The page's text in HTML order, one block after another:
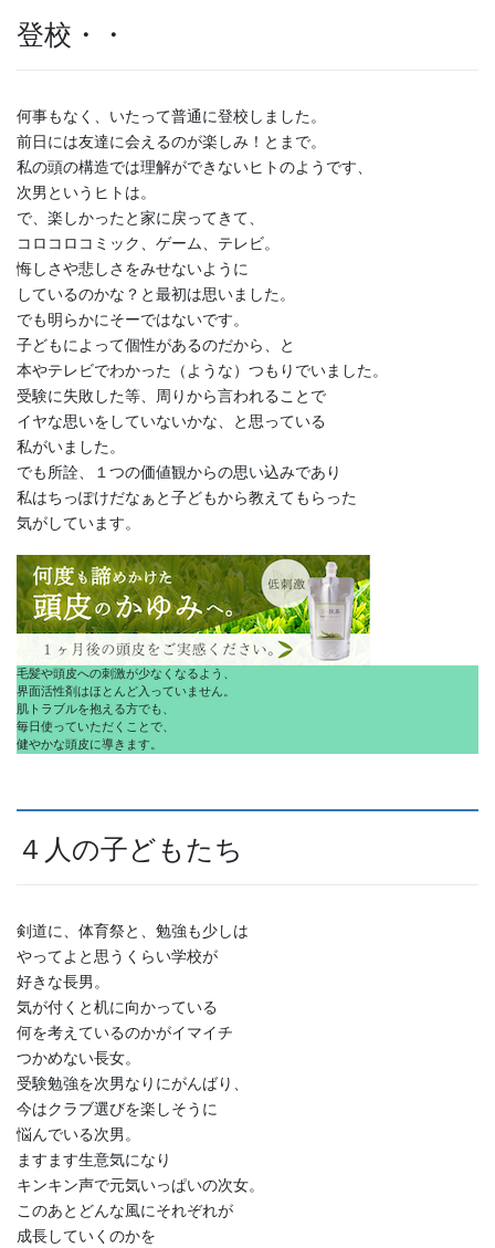
登校・・
何事もなく、いたって普通に登校しました。
前日には友達に会えるのが楽しみ！とまで。
私の頭の構造では理解ができないヒトのようです、
次男というヒトは。
で、楽しかったと家に戻ってきて、
コロコロコミック、ゲーム、テレビ。
悔しさや悲しさをみせないように
しているのかな？と最初は思いました。
でも明らかにそーではないです。
子どもによって個性があるのだから、と
本やテレビでわかった（ような）つもりでいました。
受験に失敗した等、周りから言われることで
イヤな思いをしていないかな、と思っている
私がいました。
でも所詮、１つの価値観からの思い込みであり
私はちっぽけだなぁと子どもから教えてもらった
気がしています。
毛髪や頭皮への刺激が少なくなるよう、
界面活性剤はほとんど入っていません。
肌トラブルを抱える方でも、
毎日使っていただくことで、
健やかな頭皮に導きます。
４人の子どもたち
剣道に、体育祭と、勉強も少しは
やってよと思うくらい学校が
好きな長男。
気が付くと机に向かっている
何を考えているのかがイマイチ
つかめない長女。
受験勉強を次男なりにがんばり、
今はクラブ選びを楽しそうに
悩んでいる次男。
ますます生意気になり
キンキン声で元気いっぱいの次女。
このあとどんな風にそれぞれが
成長していくのかを